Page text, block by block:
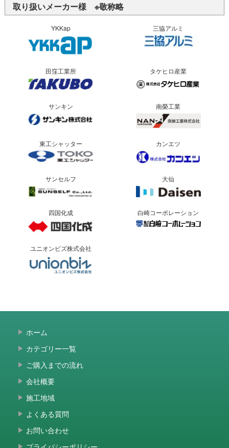
取り扱いメーカー様 ※敬称略
YKKap 三協アルミ
田窪工業所 タケヒロ産業
サンキン 南榮工業
東工シャッター カンエツ
サンセルフ 大仙
四国化成 白崎コーポレーション
ユニオンビズ株式会社
ホーム
カテゴリー一覧
ご購入までの流れ
会社概要
施工地域
よくある質問
お問い合わせ